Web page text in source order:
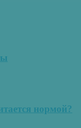
нормой?